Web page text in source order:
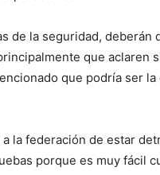
de la seguridad, deberán
que aclaren
que podría ser la
la federación de estar
porque es muy fácil